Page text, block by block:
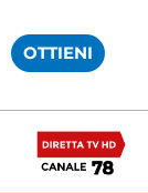
OTTIENI